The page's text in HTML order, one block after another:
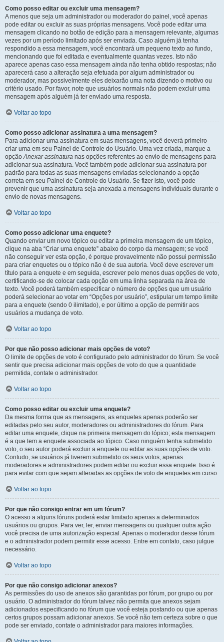
Como posso editar ou excluir uma mensagem?
A menos que seja um administrador ou moderador do painel, você apenas
pode editar ou excluir as suas próprias mensagens. Você pode editar uma
mensagem clicando no botão de edição para a mensagem relevante, algumas
vezes por um período limitado após ser enviada. Caso alguém já tenha
respondido a essa mensagem, você encontrará um pequeno texto ao fundo,
mencionando que foi editada e eventualmente quantas vezes. Isto não
aparece apenas caso essa mensagem ainda não tenha obtido respostas; não
aparecerá caso a alteração seja efetuada por algum administrador ou
moderador, mas possivelmente eles deixarão uma nota dizendo o motivo ou
critério usado. Por favor, note que usuários normais não podem excluir uma
mensagem após alguém já ter enviado uma resposta.
Voltar ao topo
Como posso adicionar assinatura a uma mensagem?
Para adicionar uma assinatura em suas mensagens, você deverá primeiro
criar uma em seu Painel de Controle do Usuário. Uma vez criada, marque a
opçãoAnexar assinatura nas opções referentes ao envio de mensagens para
adicionar sua assinatura. Você também pode adicionar sua assinatura por
padrão para todas as suas mensagens enviadas selecionando a opção
correta em seu Painel de Controle do Usuário. Se fizer isto, você pode
prevenir que uma assinatura seja anexada a mensagens individuais durante o
envio de novas mensagens.
Voltar ao topo
Como posso adicionar uma enquete?
Quando enviar um novo tópico ou editar a primeira mensagem de um tópico,
clique na aba “Criar uma enquete” abaixo do corpo da mensagem; se você
não conseguir ver esta opção, é porque provavelmente não possui permissão
para criar enquetes ou o tópico não é de sua autoria. Você deve escrever um
título para a enquete e em seguida, escrever pelo menos duas opções de voto,
certificando-se de colocar cada opção em uma linha separada na área de
texto. Você poderá também especificar o número de opções que um usuário
poderá selecionar ao votar em “Opções por usuário”, estipular um tempo limite
para a enquete (sendo 0 ilimitado), e por último a opção de permitir aos
usuários a mudança de voto.
Voltar ao topo
Por que não posso adicionar mais opções de voto?
O limite de opções de voto é configurado pelo administrador do fórum. Se você
sentir que precisa adicionar mais opções de voto do que a quantidade
permitida, contate o administrador.
Voltar ao topo
Como posso editar ou excluir uma enquete?
Da mesma forma que as mensagens, as enquetes apenas poderão ser
editadas pelo seu autor, moderadores ou administradores do fórum. Para
editar uma enquete, clique na primeira mensagem do tópico; esta mensagem
é a que tem a enquete associada ao tópico. Caso ninguém tenha submetido
voto, o seu autor poderá excluir a enquete ou editar as suas opções de voto.
Contudo, se usuários já tiverem submetido os seus votos, apenas
moderadores e administradores podem editar ou excluir essa enquete. Isso é
para evitar com que sejam alteradas as opções de voto de enquetes em curso.
Voltar ao topo
Por que não consigo entrar em um fórum?
O acesso a alguns fóruns poderá estar limitado apenas a determinados
usuários ou grupos. Para ver, ler, enviar mensagens ou qualquer outra ação
você precisa de uma autorização especial. Apenas o moderador desse fórum
e o administrador podem permitir esse acesso. Entre em contato, caso julgue
necessário.
Voltar ao topo
Por que não consigo adicionar anexos?
As permissões do uso de anexos são garantidas por fórum, por grupo ou por
usuário. O administrador do fórum talvez não permita que anexos sejam
adicionados especificando no fórum que você esteja postando ou que apenas
certos grupos possam adicionar anexos. Se você não tem certeza sobre o que
pode ser enviado, contate o administrador para maiores informações.